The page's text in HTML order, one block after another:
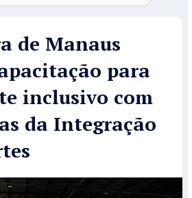
de Manaus
para
inclusivo com
da Integração